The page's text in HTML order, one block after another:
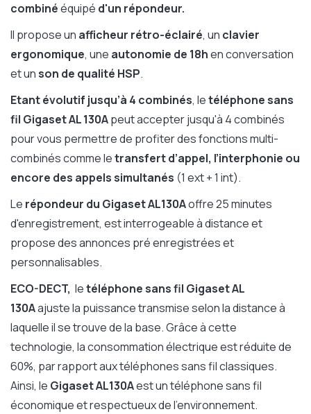
combinééquipé d'un répondeur.
Il propose un afficheur rétro-éclairé, un clavier
ergonomique, une autonomie de 18hen conversation
et unson de qualité HSP.
Etant évolutif jusqu’à 4 combinés, letéléphone sans
fil Gigaset AL 130Apeut accepter jusqu'à 4 combinés
pour vous permettre de profiter des fonctions multi-
combinés comme letransfert d’appel, l’interphonie ou
encore des appels simultanés (1 ext + 1 int).
Le répondeur du Gigaset AL130Aoffre 25 minutes
d'enregistrement, est interrogeable à distance et
propose des annonces pré enregistrées et
personnalisables.
ECO-DECT, letéléphone sans fil Gigaset AL
130Aajuste la puissance transmise selon la distance à
laquelle il se trouve de la base. Grâce à cette
technologie, la consommation électrique est réduite de
60%, par rapport aux téléphones sans fil classiques.
Ainsi, le Gigaset AL130Aest un téléphone sans fil
économique et respectueux de l’environnement.